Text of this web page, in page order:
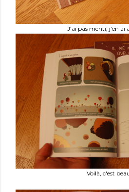
J'ai pas menti, j'en ai
Voilà, c'est